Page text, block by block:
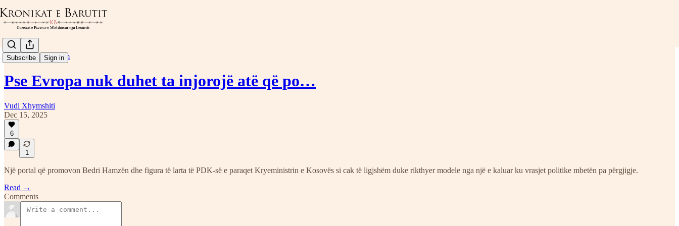
Subscribe Sign in
Lajme dhe Raportim
Pse Evropa nuk duhet ta injorojë atë që po…
Vudi Xhymshiti
Dec 15, 2025
6
1
Një portal që promovon Bedri Hamzën dhe figura të larta të PDK-së e paraqet Kryeministrin e Kosovës si cak të ligjshëm duke rikthyer modele nga një e kaluar ku vrasjet politike mbetën pa përgjigje.
Read →
Comments